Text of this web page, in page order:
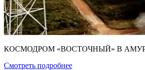
КОСМОДРОМ «ВОСТОЧНЫЙ» В
Смотреть подробнее